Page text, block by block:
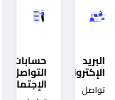
البريد
الإكتروني
تواصل
حسابات
التواصل
الإجتماعي